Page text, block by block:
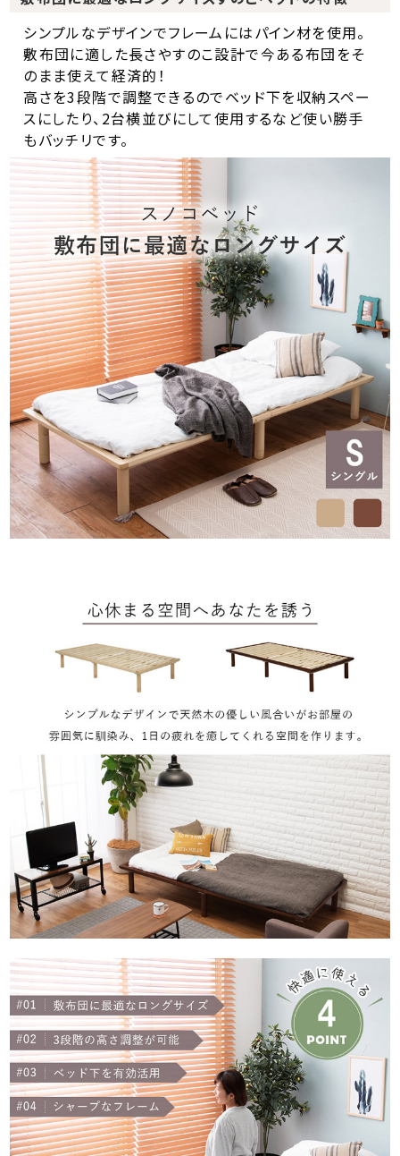
シンプルなデザインでフレームにはパイン材を使用。
敷布団に適した長さやすのこ設計で今ある布団をそ
のまま使えて経済的！
高さを3段階で調整できるのでベッド下を収納スペー
スにしたり、2台横並びにして使用するなど使い勝手
もバッチリです。